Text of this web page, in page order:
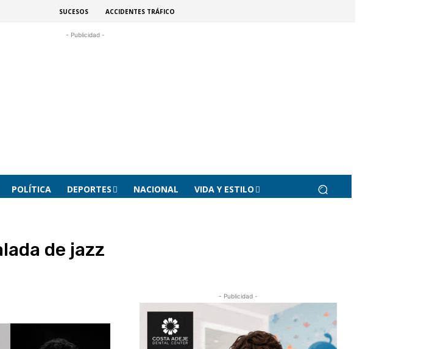
SUCESOS ACCIDENTES TRÁFICO
- Publicidad -
POLÍTICA DEPORTES NACIONAL VIDA Y ESTILO
de jazz
- Publicidad -